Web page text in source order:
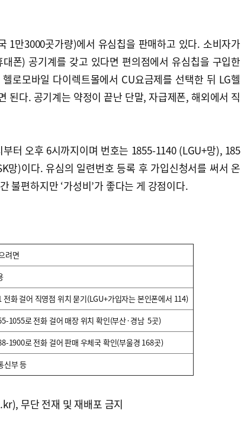
1만3000곳가량)에서 유심칩을 판매하고 있다. 소비자가
폰) 공기계를 갖고 있다면 편의점에서 유심칩을 구입한
로모바일 다이렉트몰에서 CU요금제를 선택한 뒤 LG헬
된다. 공기계는 약정이 끝난 단말, 자급제폰, 해외에서 직
터 오후 6시까지이며 번호는 1855-1140 (LGU+망), 185
망)이다. 유심의 일련번호 등록 후 가입신청서를 써서 온
불편하지만 ‘가성비’가 좋다는 게 강점이다.
려면
전화 걸어 직영점 위치 묻기(LGU+가입자는 본인폰에서 114)
1055로 전화 걸어 매장 위치 확인(부산·경남 5곳)
1900로 전화 걸어 판매 우체국 확인(부울경 168곳)
신부 등
무단 전재 및 재배포 금지